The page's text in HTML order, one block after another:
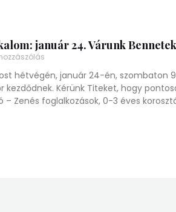
január 24. Várunk
hétvégén, január 24-én, szombaton
kezdődnek. Kérünk Titeket, hogy
– Zenés foglalkozások, 0-3 éves